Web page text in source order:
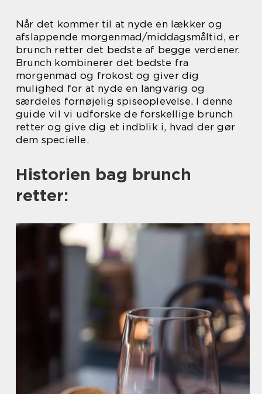
Når det kommer til at nyde en lækker og
afslappende morgenmad/middagsmåltid, er
brunch retter det bedste af begge verdener.
Brunch kombinerer det bedste fra
morgenmad og frokost og giver dig
mulighed for at nyde en langvarig og
særdeles fornøjelig spiseoplevelse. I denne
guide vil vi udforske de forskellige brunch
retter og give dig et indblik i, hvad der gør
dem specielle.
Historien bag brunch
retter: